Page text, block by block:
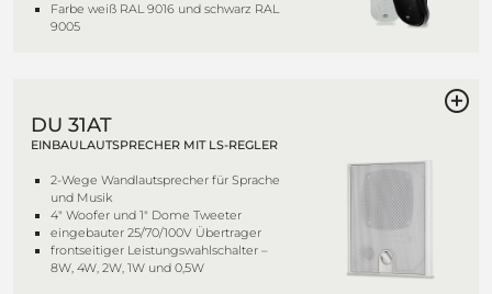
Farbe weiß RAL 9016 und schwarz RAL
9005
DU 31AT
EINBAULAUTSPRECHER MIT LS-REGLER
2-Wege Wandlautsprecher für Sprache
und Musik
4" Woofer und 1" Dome Tweeter
eingebauter 25/70/100V Übertrager
frontseitiger Leistungswahlschalter –
8W, 4W, 2W, 1W und 0,5W